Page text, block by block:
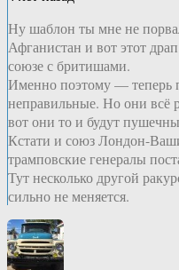
Ну шаблон ты мне не
Афганистан и вот этот
союзе с бритишами.
Именно поэтому — теперь
неправильные. Но они всё
вот они то и будут
Кстати и союз Лондон-
трамповские генералы
Тут несколько другой
сильно не меняется.